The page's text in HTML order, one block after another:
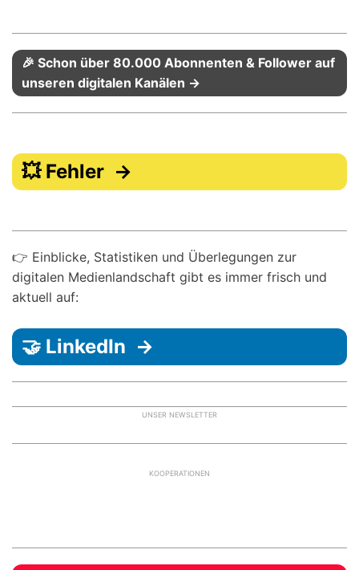
🎉 Schon über 80.000 Abonnenten & Follower auf
unseren digitalen Kanälen →
💥 Fehler →
👉 Einblicke, Statistiken und Überlegungen zur
digitalen Medienlandschaft gibt es immer frisch und
aktuell auf:
🤝 LinkedIn →
UNSER NEWSLETTER
KOOPERATIONEN